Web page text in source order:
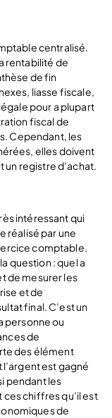
centralisé.
rentabilité de
de fin
liasse fiscale,
pour a plupart
fiscal de
Cependant, les
elles doivent
registre d’achat.
intéressant qui
réalisé par une
comptable.
question : quel a
de mesurer les
et de
final. C’est un
personne ou
de
des élément
est gagné
pendant les
chiffres qu’il est
de